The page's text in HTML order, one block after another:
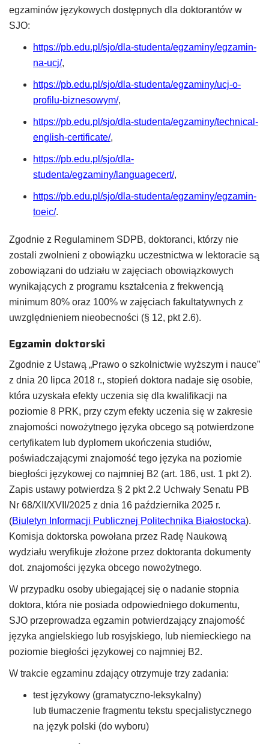
egzaminów językowych dostępnych dla doktorantów w
SJO:
https://pb.edu.pl/sjo/dla-studenta/egzaminy/egzamin-
na-ucj/,
https://pb.edu.pl/sjo/dla-studenta/egzaminy/ucj-o-
profilu-biznesowym/,
https://pb.edu.pl/sjo/dla-studenta/egzaminy/technical-
english-certificate/,
https://pb.edu.pl/sjo/dla-
studenta/egzaminy/languagecert/,
https://pb.edu.pl/sjo/dla-studenta/egzaminy/egzamin-
toeic/.
Zgodnie z Regulaminem SDPB, doktoranci, którzy nie
zostali zwolnieni z obowiązku uczestnictwa w lektoracie są
zobowiązani do udziału w zajęciach obowiązkowych
wynikających z programu kształcenia z frekwencją
minimum 80% oraz 100% w zajęciach fakultatywnych z
uwzględnieniem nieobecności (§ 12, pkt 2.6).
Egzamin doktorski
Zgodnie z Ustawą „Prawo o szkolnictwie wyższym i nauce”
z dnia 20 lipca 2018 r., stopień doktora nadaje się osobie,
która uzyskała efekty uczenia się dla kwalifikacji na
poziomie 8 PRK, przy czym efekty uczenia się w zakresie
znajomości nowożytnego języka obcego są potwierdzone
certyfikatem lub dyplomem ukończenia studiów,
poświadczającymi znajomość tego języka na poziomie
biegłości językowej co najmniej B2 (art. 186, ust. 1 pkt 2).
Zapis ustawy potwierdza § 2 pkt 2.2 Uchwały Senatu PB
Nr 68/XII/XVII/2025 z dnia 16 października 2025 r.
(Biuletyn Informacji Publicznej Politechnika Białostocka).
Komisja doktorska powołana przez Radę Naukową
wydziału weryfikuje złożone przez doktoranta dokumenty
dot. znajomości języka obcego nowożytnego.
W przypadku osoby ubiegającej się o nadanie stopnia
doktora, która nie posiada odpowiedniego dokumentu,
SJO przeprowadza egzamin potwierdzający znajomość
języka angielskiego lub rosyjskiego, lub niemieckiego na
poziomie biegłości językowej co najmniej B2.
W trakcie egzaminu zdający otrzymuje trzy zadania:
test językowy (gramatyczno-leksykalny)
lub tłumaczenie fragmentu tekstu specjalistycznego
na język polski (do wyboru)